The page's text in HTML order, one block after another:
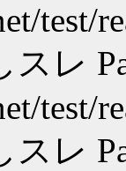
test/
レ
test/
レ